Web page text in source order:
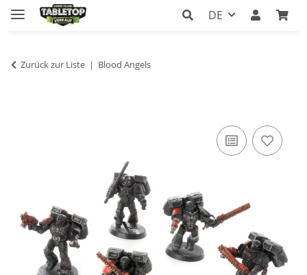
DE
Zurück zur Liste Blood Angels